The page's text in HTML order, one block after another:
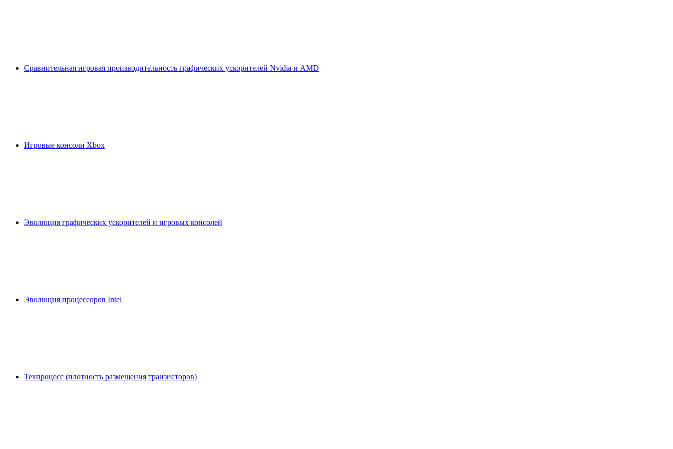
Сравнительная игровая производительность графических ускорителей Nvidia и AMD
Игровые консоли Xbox
Эволюция графических ускорителей и игровых консолей
Эволюция процессоров Intel
Техпроцесс (плотность размещения транзисторов)